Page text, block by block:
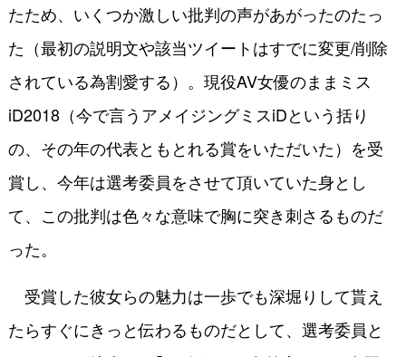
たため、いくつか激しい批判の声があがったのたっ
た（最初の説明文や該当ツイートはすでに変更/削除
されている為割愛する）。現役AV女優のままミス
iD2018（今で言うアメイジングミスiDという括り
の、その年の代表ともとれる賞をいただいた）を受
賞し、今年は選考委員をさせて頂いていた身とし
て、この批判は色々な意味で胸に突き刺さるものだ
った。
受賞した彼女らの魅力は一歩でも深堀りして貰え
たらすぐにきっと伝わるものだとして、選考委員と